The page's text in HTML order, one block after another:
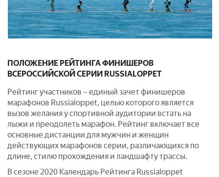
ПОЛОЖЕНИЕ РЕЙТИНГА ФИНИШЕРОВ
ВСЕРОССИЙСКОЙ СЕРИИ RUSSIALOPPET
Рейтинг участников – единый зачет финишеров
марафонов Russialoppet, целью которого является
вызов желания у спортивной аудитории встать на
лыжи и преодолеть марафон. Рейтинг включает все
основные дистанции для мужчин и женщин
действующих марафонов серии, различающихся по
длине, стилю прохождения и ландшафту трассы.
В сезоне 2020 Календарь Рейтинга Russialoppet